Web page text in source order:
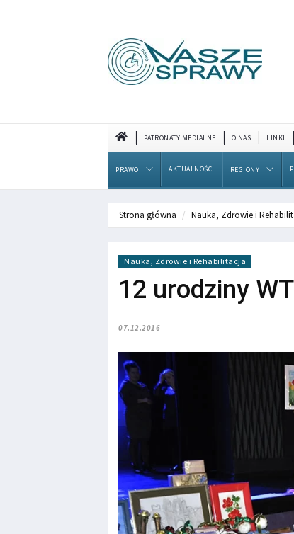
PATRONATY MEDIALNE O NAS LINKI
PRAWO AKTUALNOŚCI REGIONY
Strona główna Nauka, Zdrowie i
Nauka, Zdrowie i Rehabilitacja
12 urodziny
07.12.2016